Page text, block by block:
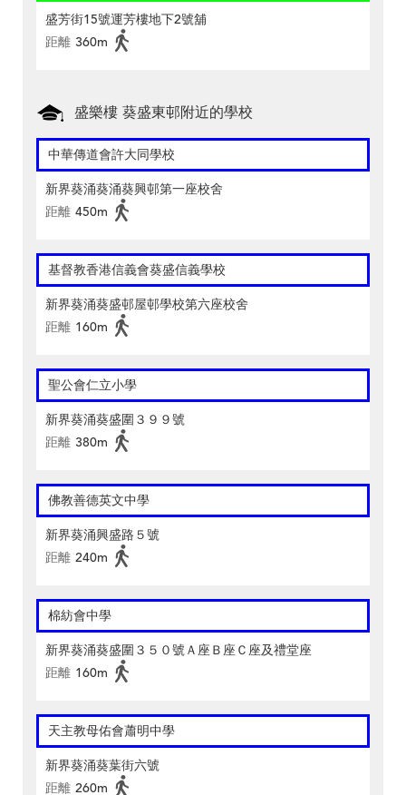
盛芳街15號運芳樓地下2號舖
距離 360m
盛樂樓 葵盛東邨附近的學校
中華傳道會許大同學校
新界葵涌葵涌葵興邨第一座校舍
距離 450m
基督教香港信義會葵盛信義學校
新界葵涌葵盛邨屋邨學校第六座校舍
距離 160m
聖公會仁立小學
新界葵涌葵盛圍３９９號
距離 380m
佛教善德英文中學
新界葵涌興盛路５號
距離 240m
棉紡會中學
新界葵涌葵盛圍３５０號Ａ座Ｂ座Ｃ座及禮堂座
距離 160m
天主教母佑會蕭明中學
新界葵涌葵葉街六號
距離 260m